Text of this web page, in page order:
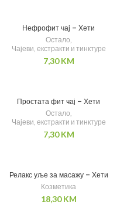
Нефрофит чај – Хети
Остало,
Чајеви, екстракти и тинктуре
7,30KM
Простата фит чај – Хети
Остало,
Чајеви, екстракти и тинктуре
7,30KM
Релакс уље за масажу – Хети
Козметика
18,30KM